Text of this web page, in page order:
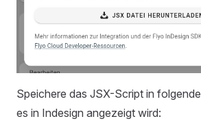
Speichere das JSX-Script in
es in Indesign angezeigt wird: